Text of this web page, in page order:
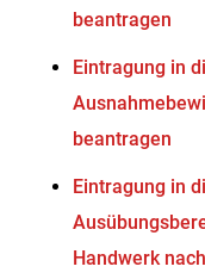
beantragen
Eintragung in
beantragen
Eintragung in
Handwerk